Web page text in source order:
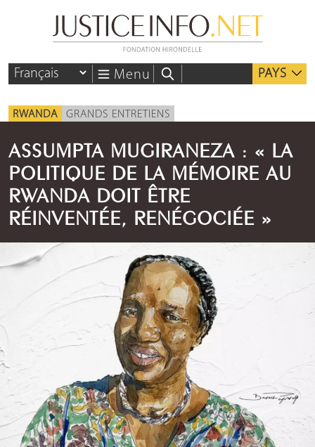
Menu PAYS
RWANDA GRANDS ENTRETIENS
ASSUMPTA MUGIRANEZA : « LA
POLITIQUE DE LA MÉMOIRE AU
RWANDA DOIT ÊTRE
RÉINVENTÉE, RENÉGOCIÉE »